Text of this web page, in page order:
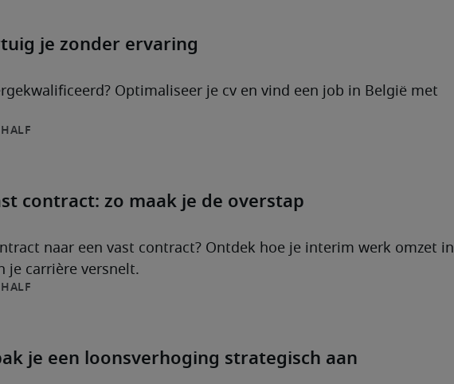
je zonder ervaring
Optimaliseer je cv en vind een job in België met
HALF
contract: zo maak je de overstap
naar een vast contract? Ontdek hoe je interim werk omzet in
je carrière versnelt.
HALF
je een loonsverhoging strategisch aan